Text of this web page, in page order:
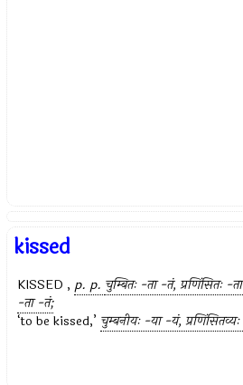
kissed
KISSED ,p. p. चुम्बितः -ता -तं, प्रणिंसितः -
-ता -तं;
‘to be kissed,’ चुम्बनीयः -या -यं,